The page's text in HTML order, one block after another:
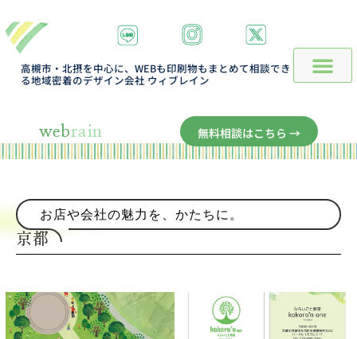
高槻市・北摂を中心に、WEBも印刷物もまとめて相談でき
る地域密着のデザイン会社 ウィブレイン
webrain 無料相談はこちら →
お店や会社の魅力を、かたちに。
京都